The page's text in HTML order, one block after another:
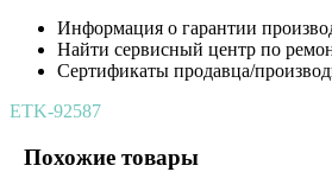
Информация о гарантии
Найти сервисный центр по
Сертификаты продавца/
ETK-92587
Похожие товары